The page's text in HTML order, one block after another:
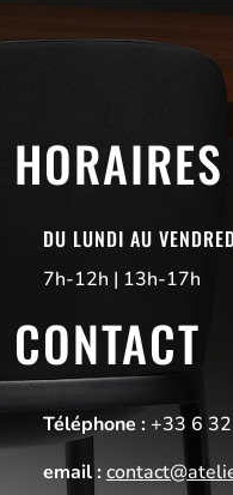
HORAIRES
DU LUNDI AU
7h-12h | 13h-17h
CONTACT
Téléphone :+33 6
email :